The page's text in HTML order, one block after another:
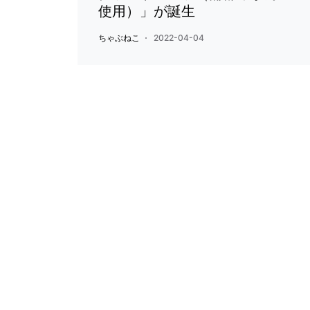
使用）」が誕生
ちゃぶねこ 2022-04-04